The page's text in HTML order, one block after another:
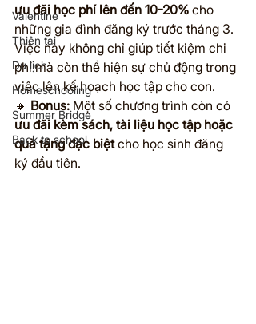
Valentine
Thiên tai
Du lịch
Homeschooling
Summer Bridge
Back to school
ưu đãi học phí lên đến 10-20% cho
những gia đình đăng ký trước tháng 3.
Việc này không chỉ giúp tiết kiệm chi
phí mà còn thể hiện sự chủ động trong
việc lên kế hoạch học tập cho con.
🔸 Bonus: Một số chương trình còn có
ưu đãi kèm sách, tài liệu học tập hoặc
quà tặng đặc biệt cho học sinh đăng
ký đầu tiên.